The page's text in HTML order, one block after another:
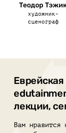
Теодор
художник-
сценограф
лекции,
Вам нравится